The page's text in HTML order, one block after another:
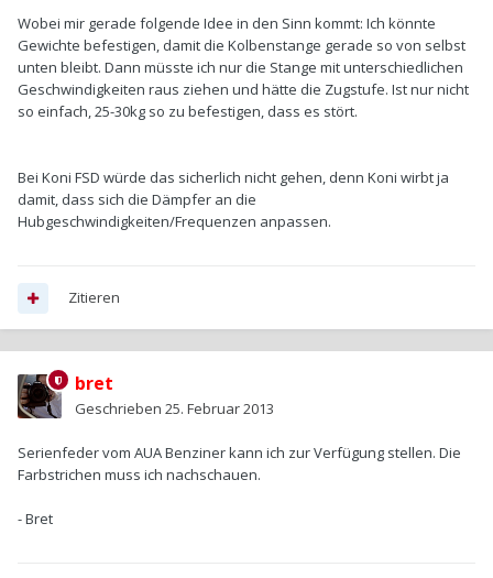
Wobei mir gerade folgende Idee in den Sinn kommt: Ich könnte
Gewichte befestigen, damit die Kolbenstange gerade so von selbst
unten bleibt. Dann müsste ich nur die Stange mit unterschiedlichen
Geschwindigkeiten raus ziehen und hätte die Zugstufe. Ist nur nicht
so einfach, 25-30kg so zu befestigen, dass es stört.
Bei Koni FSD würde das sicherlich nicht gehen, denn Koni wirbt ja
damit, dass sich die Dämpfer an die
Hubgeschwindigkeiten/Frequenzen anpassen.
Zitieren
bret
Geschrieben 25. Februar 2013
Serienfeder vom AUA Benziner kann ich zur Verfügung stellen. Die
Farbstrichen muss ich nachschauen.
- Bret